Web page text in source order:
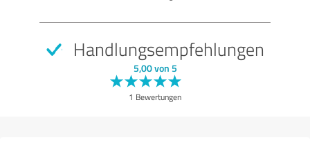
Handlungsempfehlungen
5,00 von 5
1 Bewertungen